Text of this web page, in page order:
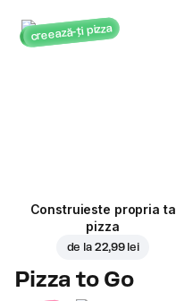
creează-ți pizza
Construieste propria ta
pizza
de la 22,99 lei
Pizza to Go